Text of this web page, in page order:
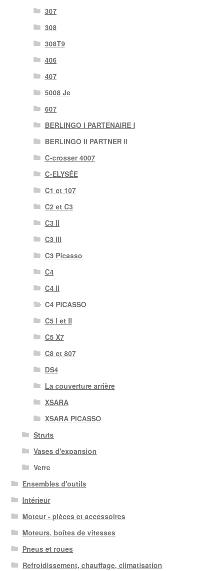
307
308
308T9
406
407
5008 Je
607
BERLINGO I PARTENAIRE I
BERLINGO II PARTNER II
C-crosser 4007
C-ELYSÉE
C1 et 107
C2 et C3
C3 II
C3 III
C3 Picasso
C4
C4 II
C4 PICASSO
C5 I et II
C5 X7
C8 et 807
DS4
La couverture arrière
XSARA
XSARA PICASSO
Struts
Vases d'expansion
Verre
Ensembles d'outils
Intérieur
Moteur - pièces et accessoires
Moteurs, boîtes de vitesses
Pneus et roues
Refroidissement, chauffage, climatisation